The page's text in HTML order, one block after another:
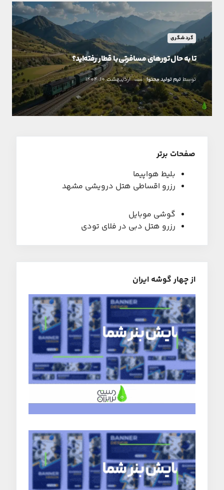
گردشگری
تا به حال تورهای مسافرتی با قطار رفته‌اید؟
توسطتیم تولید محتوا اردیبهشت 10, 1404
صفحات برتر
بلیط هواپیما
رزرو اقساطی هتل درویشی مشهد
گوشی موبایل
رزرو هتل دبی در فلای تودی
از چهار گوشه ایران